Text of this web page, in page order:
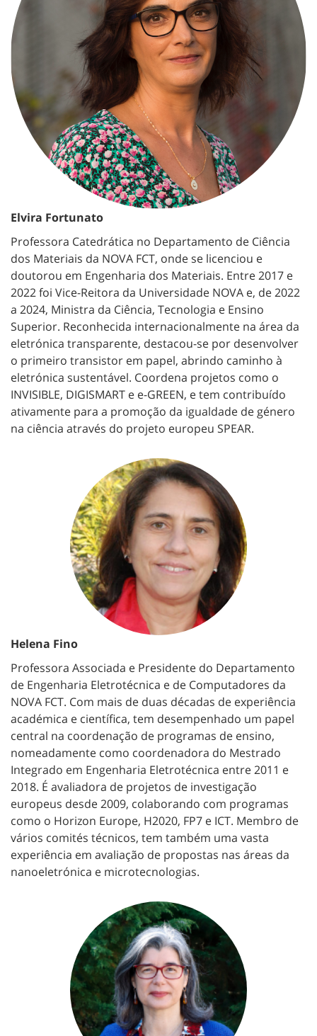
Elvira Fortunato
Professora Catedrática no Departamento de Ciência
dos Materiais da NOVA FCT, onde se licenciou e
doutorou em Engenharia dos Materiais. Entre 2017 e
2022 foi Vice-Reitora da Universidade NOVA e, de 2022
a 2024, Ministra da Ciência, Tecnologia e Ensino
Superior. Reconhecida internacionalmente na área da
eletrónica transparente, destacou-se por desenvolver
o primeiro transistor em papel, abrindo caminho à
eletrónica sustentável. Coordena projetos como o
INVISIBLE, DIGISMART e e-GREEN, e tem contribuído
ativamente para a promoção da igualdade de género
na ciência através do projeto europeu SPEAR.
Helena Fino
Professora Associada e Presidente do Departamento
de Engenharia Eletrotécnica e de Computadores da
NOVA FCT. Com mais de duas décadas de experiência
académica e científica, tem desempenhado um papel
central na coordenação de programas de ensino,
nomeadamente como coordenadora do Mestrado
Integrado em Engenharia Eletrotécnica entre 2011 e
2018. É avaliadora de projetos de investigação
europeus desde 2009, colaborando com programas
como o Horizon Europe, H2020, FP7 e ICT. Membro de
vários comités técnicos, tem também uma vasta
experiência em avaliação de propostas nas áreas da
nanoeletrónica e microtecnologias.